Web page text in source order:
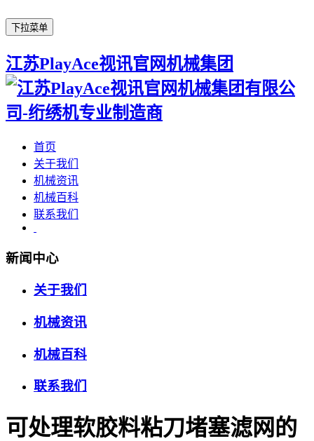
下拉菜单
江苏PlayAce视讯官网机械集团
首页
关于我们
机械资讯
机械百科
联系我们
新闻中心
关于我们
机械资讯
机械百科
联系我们
可处理软胶料粘刀堵塞滤网的